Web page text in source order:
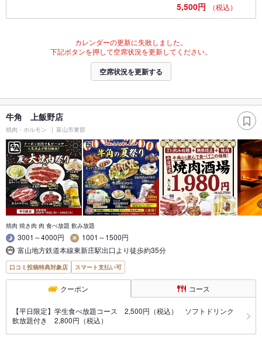
5,500円 （税込）
カレンダーの更新に失敗しました。
下記ボタンを押して空席状況を更新してください。
空席状況を更新する
牛角 上飯野店
焼肉・ホルモン 富山市東部
焼肉 焼き肉 肉 食べ放題 飲み放題
3001～4000円
1001～1500円
富山地方鉄道本線東新庄駅出口より徒歩約35分
口コミ投稿特典対象店 スマート支払い可
クーポン コース
【平日限定】学生食べ放題コース 2,500円（税込） ソフトドリンク
飲放題付き 2,800円（税込）